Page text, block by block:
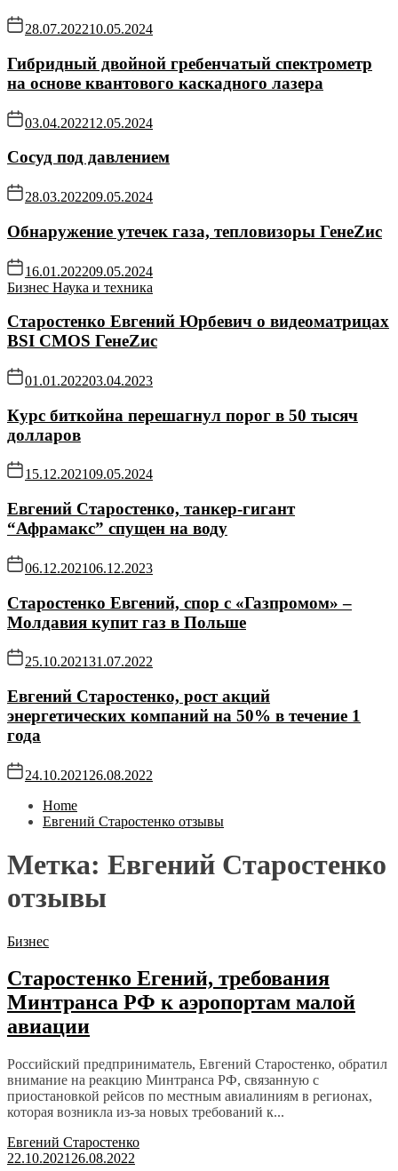
28.07.202210.05.2024
Гибридный двойной гребенчатый спектрометр
на основе квантового каскадного лазера
03.04.202212.05.2024
Сосуд под давлением
28.03.202209.05.2024
Обнаружение утечек газа, тепловизоры ГенеZис
16.01.202209.05.2024
Бизнес Наука и техника
Старостенко Евгений Юрбевич о видеоматрицах
BSI CMOS ГенеZис
01.01.202203.04.2023
Курс биткойна перешагнул порог в 50 тысяч
долларов
15.12.202109.05.2024
Евгений Старостенко, танкер-гигант
“Афрамакс” спущен на воду
06.12.202106.12.2023
Старостенко Евгений, спор с «Газпромом» –
Молдавия купит газ в Польше
25.10.202131.07.2022
Евгений Старостенко, рост акций
энергетических компаний на 50% в течение 1
года
24.10.2021 26.08.2022
Home
Евгений Старостенко отзывы
Метка: Евгений Старостенко
отзывы
Бизнес
Старостенко Егений, требования
Минтранса РФ к аэропортам малой
авиации
Российский предприниматель, Евгений Старостенко, обратил
внимание на реакцию Минтранса РФ, связанную с
приостановкой рейсов по местным авиалиниям в регионах,
которая возникла из-за новых требований к...
Евгений Старостенко
22.10.2021 26.08.2022